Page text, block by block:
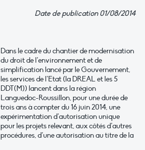
Date de publication 01/08/2014
Dans le cadre du chantier de modernisation
du droit de l’environnement et de
simplification lancé par le Gouvernement,
les services de l’Etat (la DREAL et les 5
DDT(M)) lancent dans la région
Languedoc-Roussillon, pour une durée de
trois ans à compter du 16 juin 2014, une
expérimentation d’autorisation unique
pour les projets relevant, aux côtés d’autres
procédures, d’une autorisation au titre de la